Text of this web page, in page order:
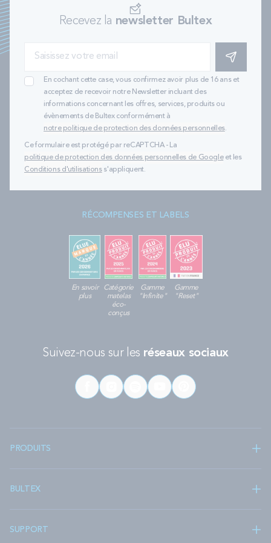
Recevez la newsletter Bultex
S'INSCRIRE
En cochant cette case, vous confirmez avoir plus de 16 ans et
acceptez de recevoir notre Newsletter incluant des
informations concernant les offres, services, produits ou
évènements de Bultex conformément à
notre politique de protection des données personnelles.
Ce formulaire est protégé par reCAPTCHA - La
politique de protection des données personnelles de Googleet les
Conditions d'utilisationss'appliquent.
RÉCOMPENSES ET LABELS
En savoir
plus
Catégorie
matelas
éco-
conçus
Gamme
"Infinite"
Gamme
"Reset"
Suivez-nous sur les réseaux sociaux
PRODUITS
BULTEX
SUPPORT